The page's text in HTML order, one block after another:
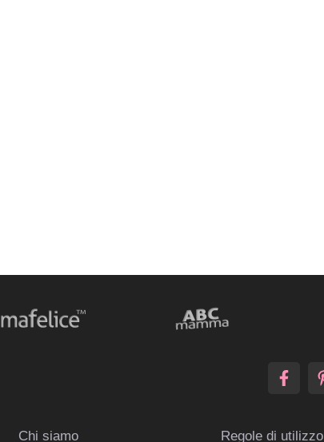
Chi siamo Regole di utilizzo